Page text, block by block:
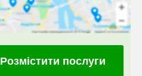
Розмістити послуги